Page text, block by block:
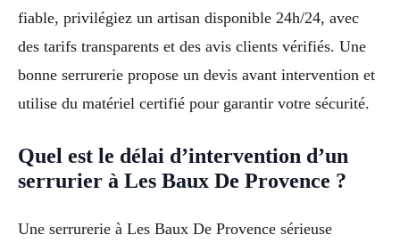
fiable, privilégiez un artisan disponible 24h/24, avec
des tarifs transparents et des avis clients vérifiés. Une
bonne serrurerie propose un devis avant intervention et
utilise du matériel certifié pour garantir votre sécurité.
Quel est le délai d’intervention d’un
serrurier à Les Baux De Provence ?
Une serrurerie à Les Baux De Provence sérieuse